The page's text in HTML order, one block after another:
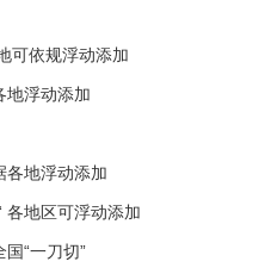
可依规浮动添加
地浮动添加
各地浮动添加
各地区可浮动添加
“一刀切”